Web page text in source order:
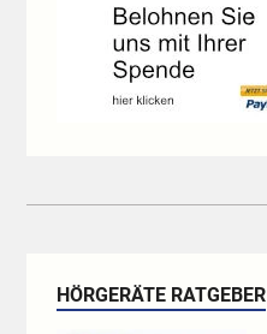
HÖRGERÄTE RATGEBER